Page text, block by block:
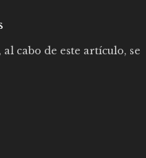
cabo de este artículo, se